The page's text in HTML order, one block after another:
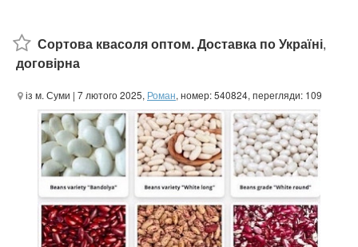
Сортова квасоля оптом. Доставка по Україні,
договірна
із м. Суми | 7 лютого 2025, Роман, номер: 540824, перегляди: 109